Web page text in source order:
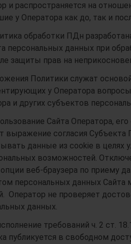
и распространяется на
у Оператора как до, так и
обработки ПДн
персональных данных при
защиты прав на
Политики служат
у Оператора
и других субъектов
Сайта Оператора,
выражение согласия
данные из cookie в целях
возможностей.
веб-браузера по приему
персональных данных Сайта
Оператор не проверяет
данных.
требований ч. 2 ст.
публикуется в свободном